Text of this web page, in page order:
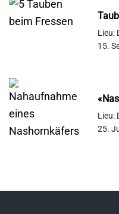
Lieu:
15.
Lieu:
25.